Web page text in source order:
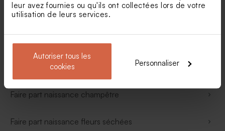
leur avez fournies ou qu'ils ont collectées lors de votre
utilisation de leurs services.
Autoriser tous les
cookies
Personnaliser
Faire part naissance jumeaux
Faire part naissance voyage
Faire part naissance champêtre
Faire part naissance fleurs séchées